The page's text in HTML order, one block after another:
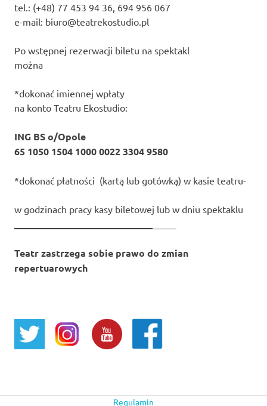
tel.: (+48) 77 453 94 36, 694 956 067
e-mail: biuro@teatrekostudio.pl
Po wstępnej rezerwacji biletu na spektakl
można
*dokonać imiennej wpłaty
na konto Teatru Ekostudio:
ING BS o/Opole
65 1050 1504 1000 0022 3304 9580
*dokonać płatności (kartą lub gotówką) w kasie teatru-
w godzinach pracy kasy biletowej lub w dniu spektaklu
Teatr zastrzega sobie prawo do zmian
repertuarowych
Regulamin